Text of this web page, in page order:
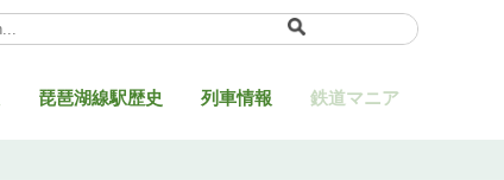
琵琶湖線駅歴史 列車情報 鉄道マニア